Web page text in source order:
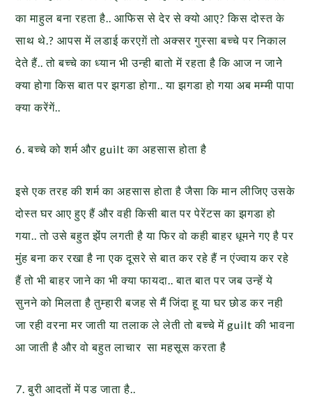
का माहुल बना रहता है.. आफिस से देर से क्यो आए? किस दोस्त के
साथ थे.? आपस में लडाई करएग़ें तो अक्सर गुस्सा बच्चे पर निकाल
देते हैं.. तो बच्चे का ध्यान भी उन्ही बातो में रहता है कि आज न जानेे
क्या होगा किस बात पर झगडा होगा.. या झगडा हो गया अब मम्मी पापा
क्या करेंगें..
6. बच्चे को शर्म और guilt का अहसास होता है
इसे एक तरह की शर्म का अहसास होता है जैसा कि मान लीजिए उसके
दोस्त घर आए हुए हैं और वही किसी बात पर पेरेंटस का झगडा हो
गया.. तो उसे बहुत झेंंप लगती है या फिर वो कही बाहर धूमने गए है पर
मुंह बना कर रखा है ना एक दूसरे से बात कर रहे हैं न एंज्वाय कर रहे
हैं तो भी बाहर जाने का भी क्या फायदा.. बात बात पर जब उन्हें ये
सुनने को मिलता है तुम्हारी बजह से मैं जिंदा हू या घर छोड कर नही
जा रही वरना मर जाती या तलाक ले लेती तो बच्चे में guilt की भावना
आ जाती है और वो बहुत लाचार सा महसूस करता है
7. बुरी आदतों में पड जाता है..